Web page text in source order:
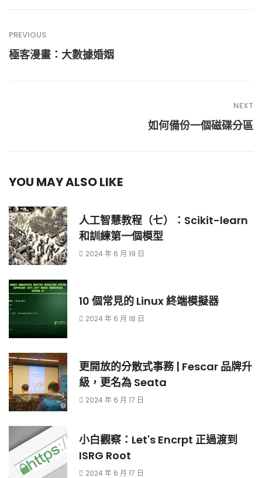
PREVIOUS
極客漫畫：大數據婚姻
NEXT
如何備份一個磁碟分區
YOU MAY ALSO LIKE
人工智慧教程（七）：Scikit-learn
和訓練第一個模型
2024 年 6 月 19 日
10 個常見的 Linux 終端模擬器
2024 年 6 月 18 日
更開放的分散式事務 | Fescar 品牌升
級，更名為 Seata
2024 年 6 月 17 日
小白觀察：Let's Encrpt 正過渡到
ISRG Root
2024 年 6 月 17 日